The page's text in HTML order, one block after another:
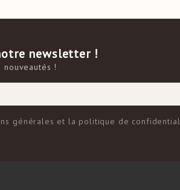
newsletter !
!
générales et la politique de